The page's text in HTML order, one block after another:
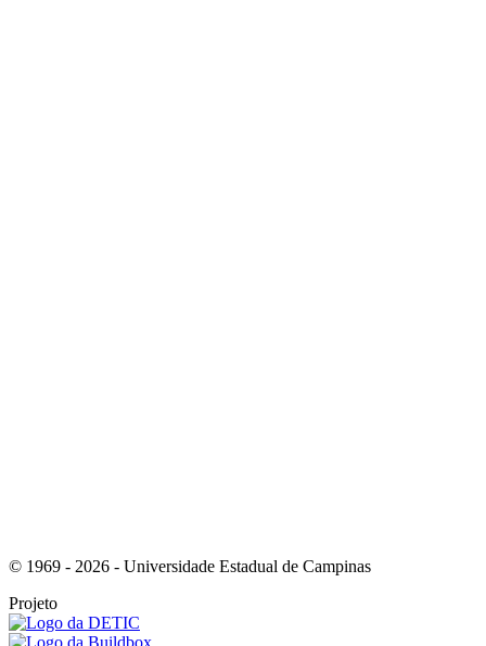
© 1969 - 2026 - Universidade Estadual de Campinas
Projeto